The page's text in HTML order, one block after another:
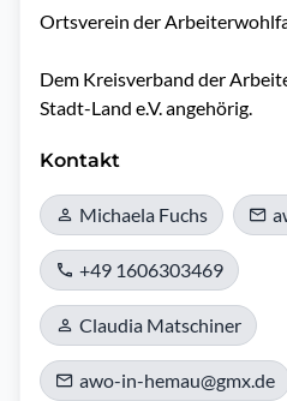
Ortsverein der
Dem Kreisverband der
Stadt-Land e.V. angehörig.
Kontakt
Michaela Fuchs
+49 1606303469
Claudia Matschiner
awo-in-hemau@gmx.de